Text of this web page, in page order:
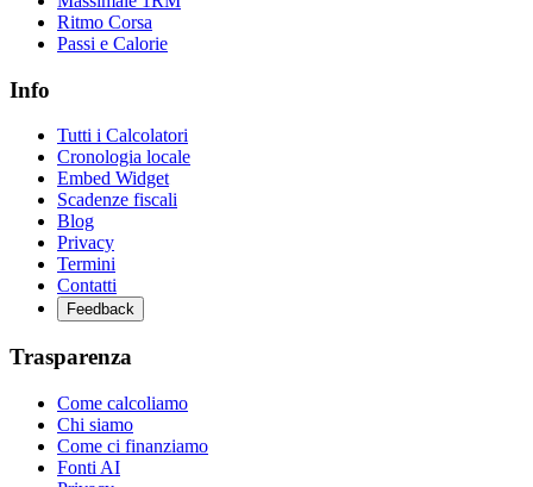
Ritmo Corsa
Passi e Calorie
Info
Tutti i Calcolatori
Cronologia locale
Embed Widget
Scadenze fiscali
Blog
Privacy
Termini
Contatti
Feedback
Trasparenza
Come calcoliamo
Chi siamo
Come ci finanziamo
Fonti AI